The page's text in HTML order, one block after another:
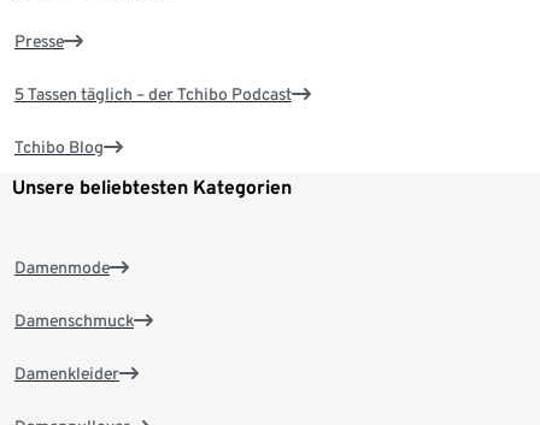
Presse
5 Tassen täglich – der Tchibo Podcast
Tchibo Blog
Unsere beliebtesten Kategorien
Damenmode
Damenschmuck
Damenkleider